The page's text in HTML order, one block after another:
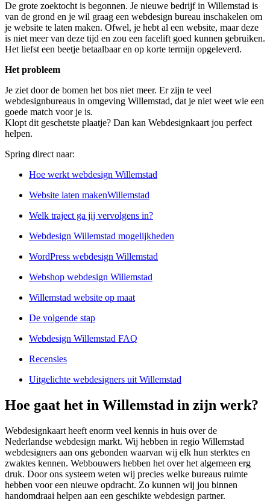
De grote zoektocht is begonnen. Je nieuwe bedrijf in Willemstad is
van de grond en je wil graag een webdesign bureau inschakelen om
je website te laten maken. Ofwel, je hebt al een website, maar deze
is niet meer van deze tijd en zou een facelift goed kunnen gebruiken.
Het liefst een beetje betaalbaar en op korte termijn opgeleverd.
Het probleem
Je ziet door de bomen het bos niet meer. Er zijn te veel
webdesignbureaus in omgeving Willemstad, dat je niet weet wie een
goede match voor je is.
Klopt dit geschetste plaatje? Dan kan Webdesignkaart jou perfect
helpen.
Spring direct naar:
Hoe werkt webdesign Willemstad
Website laten makenWillemstad
Welk traject ga jij vervolgens in?
Webdesign Willemstad mogelijkheden
WordPress webdesign Willemstad
Webshop webdesign Willemstad
Willemstad website op maat
De volgende stap
Webdesign Willemstad FAQ
Recensies
Uitgelichte webdesigners uit Willemstad
Hoe gaat het in Willemstad in zijn werk?
Webdesignkaart heeft enorm veel kennis in huis over de
Nederlandse webdesign markt. Wij hebben in regio Willemstad
webdesigners aan ons gebonden waarvan wij elk hun sterktes en
zwaktes kennen. Webbouwers hebben het over het algemeen erg
druk. Door ons systeem weten wij precies welke bureaus ruimte
hebben voor een nieuwe opdracht. Zo kunnen wij jou binnen
handomdraai helpen aan een geschikte webdesign partner.